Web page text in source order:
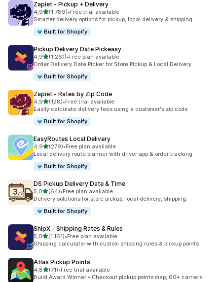
Zapiet ‑ Pickup + Delivery
4,95 yıldız üzerinden
(1.789)
toplam 1789 değerlendirme
•Free trial available
Smarter delivery options for pickup, local delivery & shipping
Built for Shopify
Pickup Delivery Date Pickeasy
4,95 yıldız üzerinden
(1.261)
toplam 1261 değerlendirme
•Free plan available
Order Delivery Date Picker for Store Pickup & Local Delivery.
Built for Shopify
Zapiet ‑ Rates by Zip Code
4,95 yıldız üzerinden
(128)
toplam 128 değerlendirme
•Free trial available
Easily calculate delivery fees using a customer's zip code
Built for Shopify
EasyRoutes Local Delivery
4,95 yıldız üzerinden
(279)
toplam 279 değerlendirme
•Free plan available
Local delivery route planner with driver app & order tracking
Built for Shopify
DS Pickup Delivery Date & Time
5,05 yıldız üzerinden
(64)
toplam 64 değerlendirme
•Free plan available
Delivery solutions for store pickup, local delivery, shipping.
Built for Shopify
ShipX ‑ Shipping Rates & Rules
5,05 yıldız üzerinden
(1.161)
toplam 1161 değerlendirme
•Free plan available
Shipping calculator with custom shipping rules & pickup points
Atlas Pickup Points
4,85 yıldız üzerinden
(71)
toplam 71 değerlendirme
•Free trial available
Build Award Winner • Checkout pickup points map, 60+ carriers